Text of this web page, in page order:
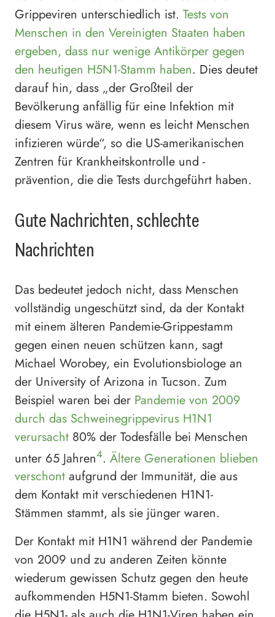
Grippeviren unterschiedlich ist. Tests von
Menschen in den Vereinigten Staaten haben
ergeben, dass nur wenige Antikörper gegen
den heutigen H5N1-Stamm haben. Dies deutet
darauf hin, dass „der Großteil der
Bevölkerung anfällig für eine Infektion mit
diesem Virus wäre, wenn es leicht Menschen
infizieren würde“, so die US-amerikanischen
Zentren für Krankheitskontrolle und -
prävention, die die Tests durchgeführt haben.
Gute Nachrichten, schlechte
Nachrichten
Das bedeutet jedoch nicht, dass Menschen
vollständig ungeschützt sind, da der Kontakt
mit einem älteren Pandemie-Grippestamm
gegen einen neuen schützen kann, sagt
Michael Worobey, ein Evolutionsbiologe an
der University of Arizona in Tucson. Zum
Beispiel waren bei der Pandemie von 2009
durch das Schweinegrippevirus H1N1
verursacht 80% der Todesfälle bei Menschen
unter 65 Jahren4. Ältere Generationen blieben
verschont aufgrund der Immunität, die aus
dem Kontakt mit verschiedenen H1N1-
Stämmen stammt, als sie jünger waren.
Der Kontakt mit H1N1 während der Pandemie
von 2009 und zu anderen Zeiten könnte
wiederum gewissen Schutz gegen den heute
aufkommenden H5N1-Stamm bieten. Sowohl